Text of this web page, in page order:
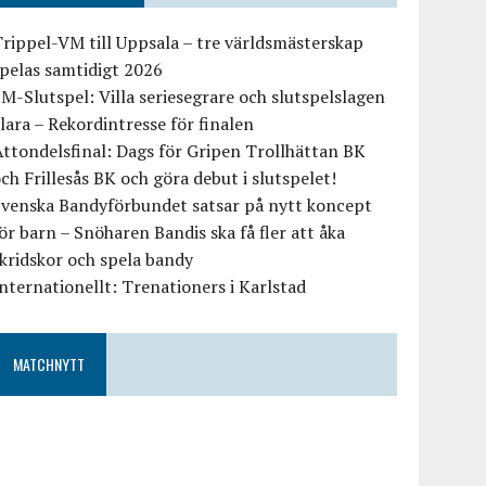
VM till Uppsala – tre världsmästerskap
samtidigt 2026
Slutspel: Villa seriesegrare och slutspelslagen
– Rekordintresse för finalen
Dags för Gripen Trollhättan BK
Frillesås BK och göra debut i slutspelet!
Bandyförbundet satsar på nytt koncept
barn – Snöharen Bandis ska få fler att åka
och spela bandy
Trenationers i Karlstad
MATCHNYTT